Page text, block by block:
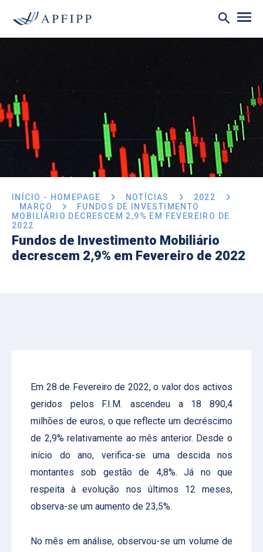
INÍCIO - HOMEPAGE NOTÍCIAS
2022
MARÇO
FUNDOS DE INVESTIMENTO
MOBILIÁRIO DECRESCEM 2,9% EM FEVEREIRO DE
2022
Fundos de Investimento Mobiliário
decrescem 2,9% em Fevereiro de 2022
Em 28 de Fevereiro de 2022, o valor dos activos
geridos pelos F.I.M. ascendeu a 18 890,4
milhões de euros, o que reflecte um decréscimo
de 2,9% relativamente ao mês anterior. Desde o
início do ano, verifica-se uma descida nos
montantes sob gestão de 4,8%. Já no que
respeita à evolução nos últimos 12 meses,
observa-se um aumento de 23,5%.
No mês em análise, observou-se um volume de